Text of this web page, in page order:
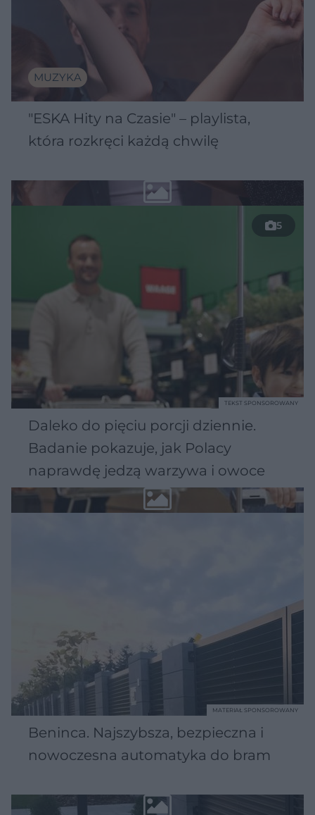
MUZYKA
"ESKA Hity na Czasie" – playlista,
która rozkręci każdą chwilę
5
Daleko do pięciu porcji dziennie.
Badanie pokazuje, jak Polacy
naprawdę jedzą warzywa i owoce
TEKST SPONSOROWANY
Beninca. Najszybsza, bezpieczna i
nowoczesna automatyka do bram
MATERIAŁ SPONSOROWANY